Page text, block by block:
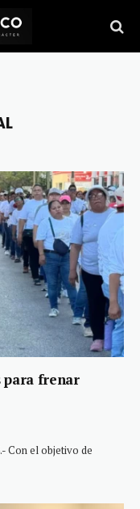
para frenar
Con el objetivo de